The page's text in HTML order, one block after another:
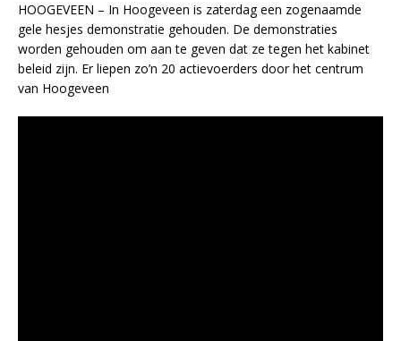
HOOGEVEEN – In Hoogeveen is zaterdag een zogenaamde
gele hesjes demonstratie gehouden. De demonstraties
worden gehouden om aan te geven dat ze tegen het kabinet
beleid zijn. Er liepen zo’n 20 actievoerders door het centrum
van Hoogeveen